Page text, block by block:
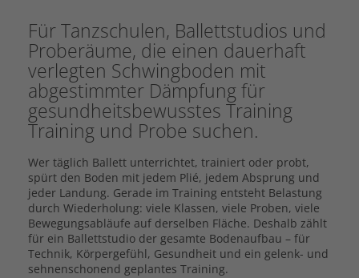
Für Tanzschulen, Ballettstudios und
Proberäume, die einen dauerhaft
verlegten Schwingboden mit
abgestimmter Dämpfung für
gesundheitsbewusstes Training
Training und Probe suchen.
Wer täglich Ballett unterrichtet, trainiert oder probt,
spürt den Boden mit jedem Plié, jedem Absprung und
jeder Landung. Gerade im Training entsteht Belastung
durch Wiederholung: viele Klassen, viele Proben, viele
Bewegungsabläufe auf derselben Fläche. Deshalb zählt
für ein Ballettstudio der gesamte Bodenaufbau – für
Technik, Körpergefühl, Gesundheit und ein gelenk- und
sehnenschonend geplantes Training.